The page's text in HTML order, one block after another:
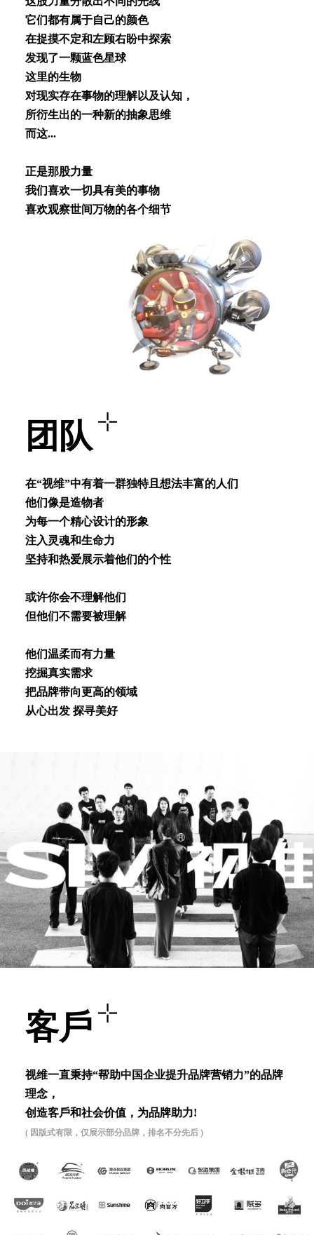
它们都有属于⾃⼰的颜⾊
在捉摸不定和左顾右盼中探索
发现了⼀颗蓝⾊星球
这⾥的⽣物
对现实存在事物的理解以及认知，
所衍⽣出的⼀种新的抽象思维
⽽这...
正是那股⼒量
我们喜欢⼀切具有美的事物
喜欢观察世间万物的各个细节
团队
在“视维”中有着⼀群独特且想法丰富的⼈们
他们像是造物者
为每⼀个精⼼设计的形象
注⼊灵魂和⽣命⼒
坚持和热爱展⽰着他们的个性
或许你会不理解他们
但他们不需要被理解
他们温柔⽽有⼒量
挖掘真实需求
把品牌带向更⾼的领域
从⼼出发 探寻美好
客⼾
视维⼀直秉持“帮助中国企业提升品牌营销⼒”的品牌
理念，
创造客⼾和社会价值，为品牌助⼒!
( 因版式有限，仅展示部分品牌，排名不分先后 )